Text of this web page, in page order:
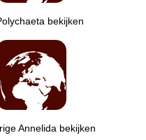
bekijken
Annelida bekijken